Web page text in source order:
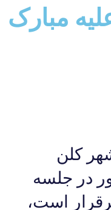
مبارک
کلن
در جلسه
است،